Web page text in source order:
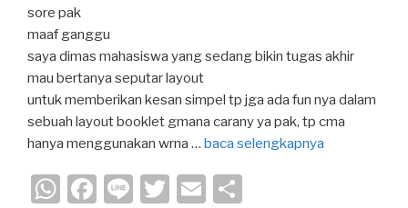
sore pak
maaf ganggu
saya dimas mahasiswa yang sedang bikin tugas akhir
mau bertanya seputar layout
untuk memberikan kesan simpel tp jga ada fun nya dalam
sebuah layout booklet gmana carany ya pak, tp cma
hanya menggunakan wrna … baca selengkapnya
W F
Li
T
E